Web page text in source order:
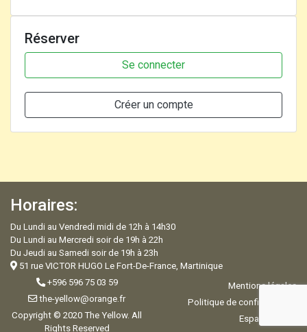
Réserver
Se connecter
Créer un compte
Horaires:
Du Lundi au Vendredi midi de 12h à 14h30
Du Lundi au Mercredi soir de 19h à 22h
Du Jeudi au Samedi soir de 19h à 23h
51 rue VICTOR HUGO Le Fort-De-France, Martinique
+596 596 75 03 59
the-yellow@orange.fr
Copyright © 2020 The Yellow. All
Rights Reserved
Mentions légales
Politique de confidentialité
Espace Admin